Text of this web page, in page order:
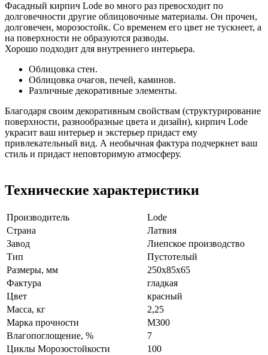
Фасадный кирпич Lode во много раз превосходит по
долговечности другие облицовочные материалы. Он прочен,
долговечен, морозостойк. Со временем его цвет не тускнеет, а
на поверхности не образуются разводы.
Хорошо подходит для внутреннего интерьера.
Облицовка стен.
Облицовка очагов, печей, каминов.
Различные декоративные элементы.
Благодаря своим декоративным свойствам (структурирование
поверхности, разнообразные цвета и дизайн), кирпич Lode
украсит ваш интерьер и экстерьер придаст ему
привлекательный вид. А необычная фактура подчеркнет ваш
стиль и придаст неповторимую атмосферу.
Технические характеристики
Производитель
Lode
Страна
Латвия
Завод
Лиепское производство
Тип
Пустотелый
Размеры, мм
250x85x65
Фактура
гладкая
Цвет
красный
Масса, кг
2,25
Марка прочности
M300
Влагопоглощение, %
7
Циклы Морозостойкости
100